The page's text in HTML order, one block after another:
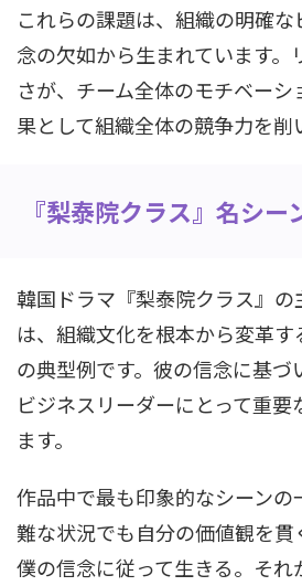
これらの課題は、組織の明確
念の欠如から生まれています。
さが、チーム全体のモチベー
果として組織全体の競争力を削
『梨泰院クラス』名シ
韓国ドラマ『梨泰院クラス』の
は、組織文化を根本から変革
の典型例です。彼の信念に基づ
ビジネスリーダーにとって重要
ます。
作品中で最も印象的なシーン
難な状況でも自分の価値観を貫
僕の信念に従って生きる。そ